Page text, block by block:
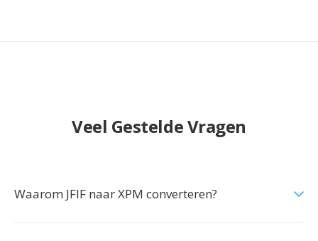
Veel Gestelde Vragen
Waarom JFIF naar XPM converteren?